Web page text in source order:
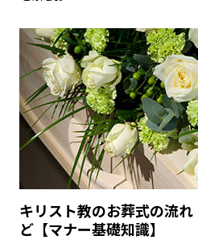
キリスト教のお葬式の流
ど【マナー基礎知識】